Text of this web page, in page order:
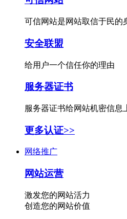
可信网站是网站取信于民的
安全联盟
给用户一个信任你的理由
服务器证书
服务器证书给网站机密信息
更多认证>>
网络推广
网站运营
激发您的网站活力
创造您的网站价值